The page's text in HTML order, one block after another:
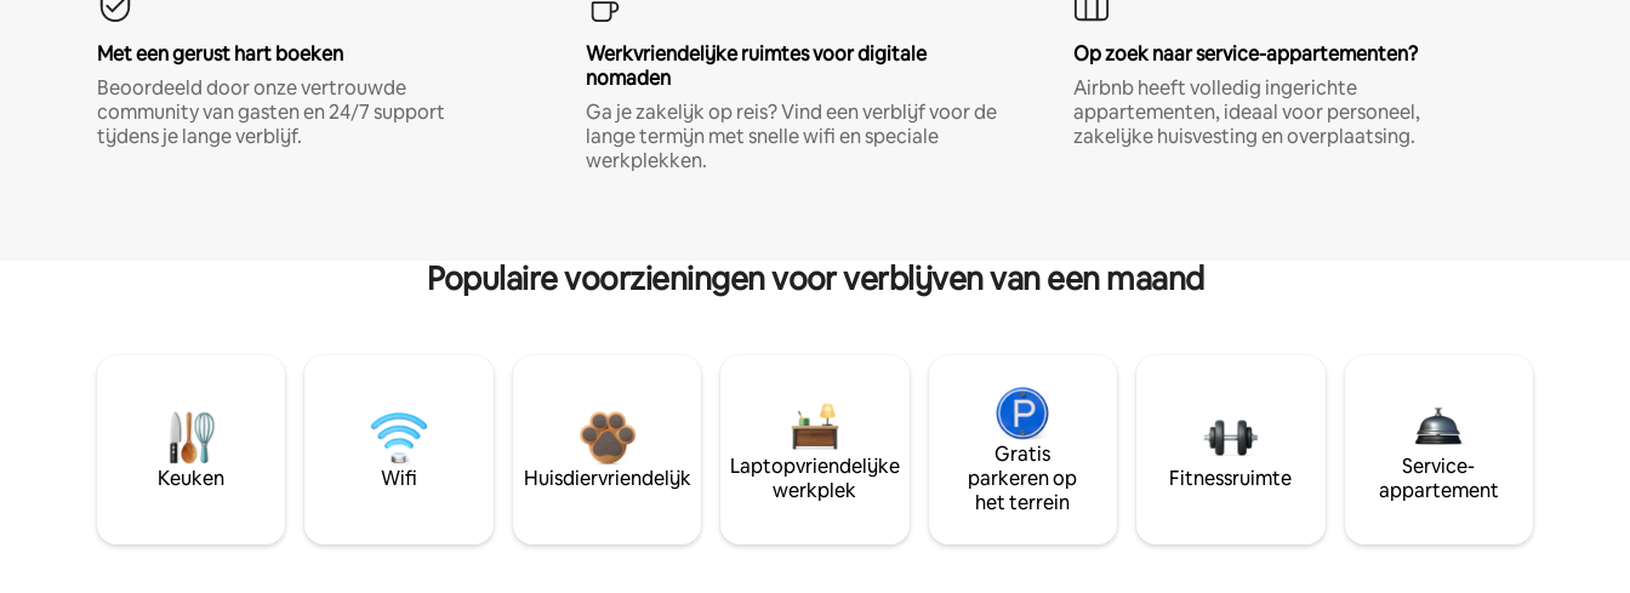
Met een gerust hart boeken
Beoordeeld door onze vertrouwde
community van gasten en 24/7 support
tijdens je lange verblijf.
Werkvriendelijke ruimtes voor digitale
nomaden
Ga je zakelijk op reis? Vind een verblijf voor de
lange termijn met snelle wifi en speciale
werkplekken.
Op zoek naar service-appartementen?
Airbnb heeft volledig ingerichte
appartementen, ideaal voor personeel,
zakelijke huisvesting en overplaatsing.
Populaire voorzieningen voor verblijven van een maand
Keuken Wifi Huisdiervriendelijk
Laptopvriendelijke
werkplek
Gratis
parkeren op
het terrein
Fitnessruimte
Service-
appartement